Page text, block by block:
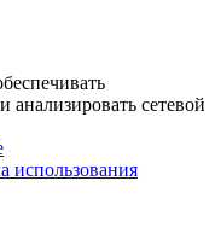
анализировать сетевой
использования